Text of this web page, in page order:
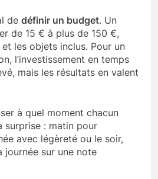
de définir un budget. Un
de 15 € à plus de 150 €,
les objets inclus. Pour un
l’investissement en temps
mais les résultats en valent
à quel moment chacun
surprise : matin pour
avec légèreté ou le soir,
sur une note